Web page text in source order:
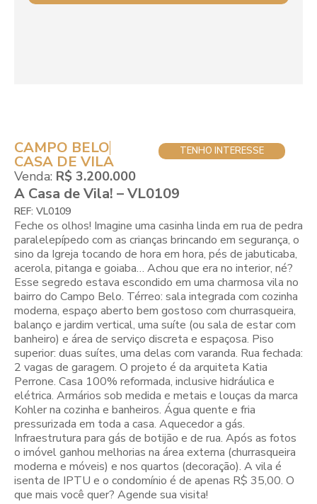
CAMPO BELO
CASA DE VILA
Venda: R$ 3.200.000
TENHO INTERESSE
A Casa de Vila! – VL0109
REF: VL0109
Feche os olhos! Imagine uma casinha linda em rua de pedra
paralelepípedo com as crianças brincando em segurança, o
sino da Igreja tocando de hora em hora, pés de jabuticaba,
acerola, pitanga e goiaba… Achou que era no interior, né?
Esse segredo estava escondido em uma charmosa vila no
bairro do Campo Belo. Térreo: sala integrada com cozinha
moderna, espaço aberto bem gostoso com churrasqueira,
balanço e jardim vertical, uma suíte (ou sala de estar com
banheiro) e área de serviço discreta e espaçosa. Piso
superior: duas suítes, uma delas com varanda. Rua fechada:
2 vagas de garagem. O projeto é da arquiteta Katia
Perrone. Casa 100% reformada, inclusive hidráulica e
elétrica. Armários sob medida e metais e louças da marca
Kohler na cozinha e banheiros. Água quente e fria
pressurizada em toda a casa. Aquecedor a gás.
Infraestrutura para gás de botijão e de rua. Após as fotos
o imóvel ganhou melhorias na área externa (churrasqueira
moderna e móveis) e nos quartos (decoração). A vila é
isenta de IPTU e o condomínio é de apenas R$ 35,00. O
que mais você quer? Agende sua visita!